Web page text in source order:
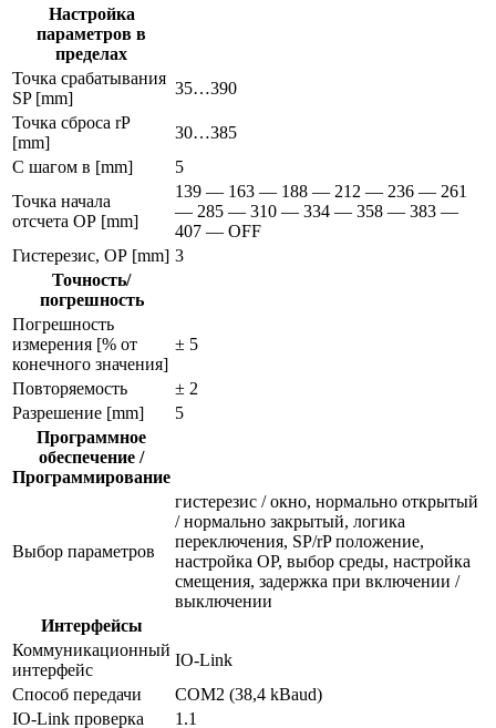
Настройка
параметров в
пределах
Точка срабатывания
SP [mm]
35…390
Точка сброса rP
[mm]
30…385
С шагом в [mm]
5
Точка начала
отсчета ОР [mm]
139 — 163 — 188 — 212 — 236 — 261
— 285 — 310 — 334 — 358 — 383 —
407 — OFF
Гистерезис, ОР [mm] 3
Точность/
погрешность
Погрешность
измерения [% от
конечного значения]
± 5
Повторяемость
± 2
Разрешение [mm]
5
Программное
обеспечение /
Программирование
Выбор параметров
гистерезис / окно, нормально открытый
/ нормально закрытый, логика
переключения, SP/rP положение,
настройка ОР, выбор среды, настройка
смещения, задержка при включении /
выключении
Интерфейсы
Коммуникационный
интерфейс
IO-Link
Способ передачи
COM2 (38,4 kBaud)
IO-Link проверка
1.1